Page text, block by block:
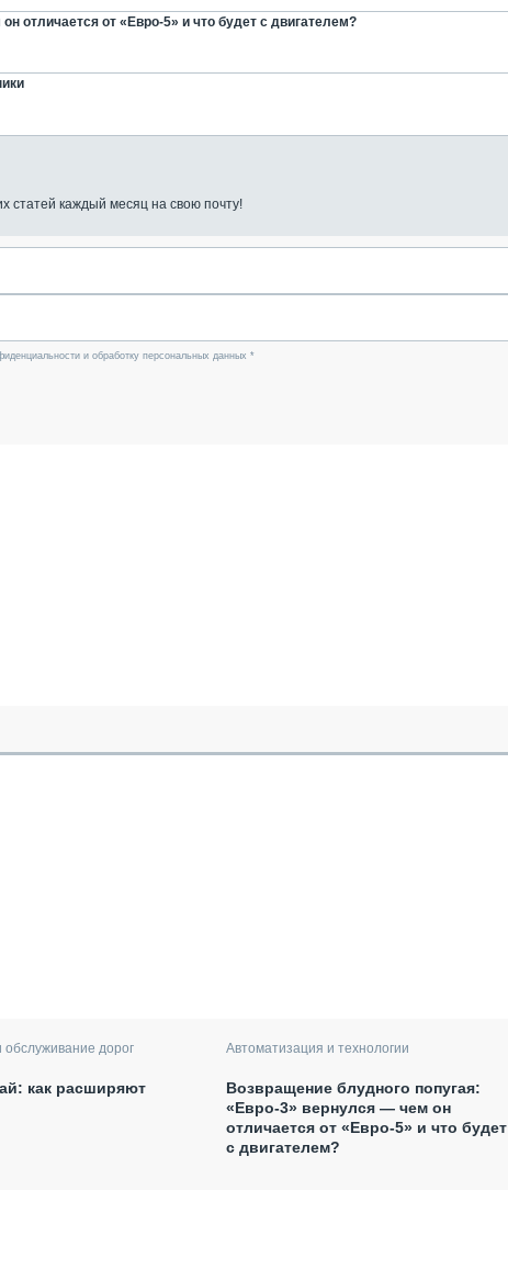
отличается от «Евро-5» и что будет с двигателем?
статей каждый месяц на свою почту!
и обработку персональных данных *
обслуживание дорог
как расширяют
Автоматизация и технологии
Возвращение блудного попугая:
«Евро-3» вернулся — чем он
отличается от «Евро-5» и что будет
с двигателем?